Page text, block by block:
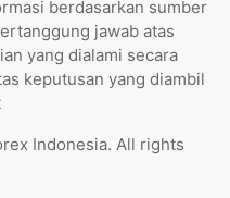
berdasarkan sumber
jawab atas
yang dialami secara
keputusan yang diambil
Indonesia. All rights